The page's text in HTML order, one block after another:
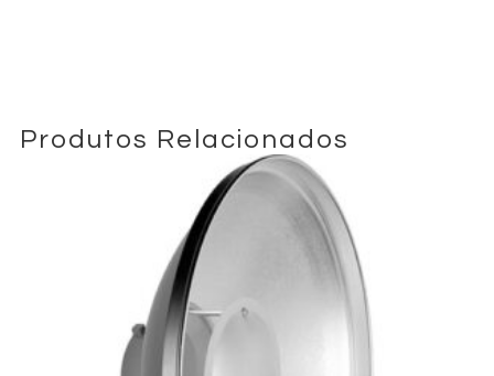
Alimentado por uma bateria de iões de lítio recarregável de
alta capacidade, capaz de fornecer aproximadamente 450
disparos na potência máxima com um tempo de reciclagem
(recycle time) de cerca de 1 segundo, o A10 garante um
desempenho fiável durante sessões de produção exigentes. O
sistema de montagem magnética suporta os modificadores
de luz (light-shaping tools) Profoto Clic para trocas rápidas no
Desenhado especificamente para câmaras Sony, o Profoto
A10 AirTTL integra-se perfeitamente em kits de iluminação
Produtos Relacionados